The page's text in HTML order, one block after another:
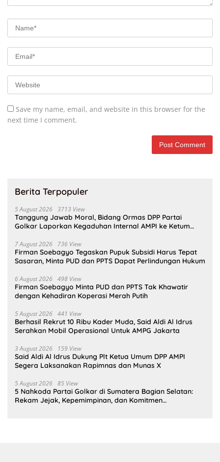
Save my name, email, and website in this browser for the
next time I comment.
Berita Terpopuler
5 August 2026 3713 View
Tanggung Jawab Moral, Bidang Ormas DPP Partai
Golkar Laporkan Kegaduhan Internal AMPI ke Ketum
7 August 2026 736 View
Firman Soebagyo Tegaskan Pupuk Subsidi Harus Tepat
Sasaran, Minta PUD dan PPTS Dapat Perlindungan Hukum
6 August 2026 498 View
Firman Soebagyo Minta PUD dan PPTS Tak Khawatir
dengan Kehadiran Koperasi Merah Putih
5 August 2026 441 View
Berhasil Rekrut 10 Ribu Kader Muda, Said Aldi Al Idrus
Serahkan Mobil Operasional Untuk AMPG Jakarta
3 August 2026 159 View
Said Aldi Al Idrus Dukung Plt Ketua Umum DPP AMPI
Segera Laksanakan Rapimnas dan Munas X
5 August 2026 85 View
5 Nahkoda Partai Golkar di Sumatera Bagian Selatan:
Rekam Jejak, Kepemimpinan, dan Komitmen